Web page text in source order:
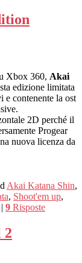
Xbox 360, Akai
edizione limitata
e contenente la ost
2D perché il
Progear
nuova licenza da
Akai Katana Shin,
, Shoot'em up,
| 9 Risposte
2